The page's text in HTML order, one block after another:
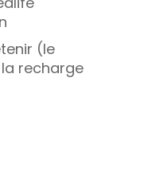
(le
recharge